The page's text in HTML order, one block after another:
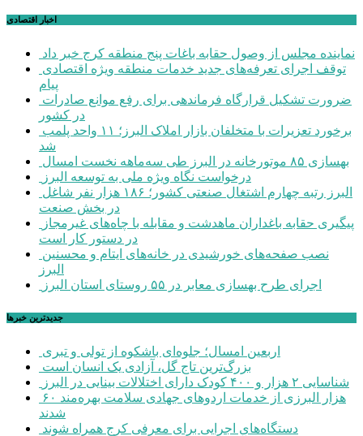
اخبار اقتصادی
نماینده مجلس از وصول حقابه باغات پنج منطقه کرج خبر داد
پیام
در کشور
شد
بهسازی ۸۵ موتورخانه در البرز طی سه‌ماهه نخست امسال
درخواست نگاه ویژه ملی به توسعه البرز
در بخش صنعت
در دستور کار است
البرز
اجرای طرح بهسازی معابر در ۵۵ روستای استان البرز
جديدترين خبرها
اربعین امسال؛ جلوه‌ای باشکوه از تولی و تبری
بزرگ‌ترین تاج گل، آزادی یک انسان است
شناسایی ۲ هزار و ۴۰۰ کودک دارای اختلالات بینایی در البرز
۶۰ هزار البرزی از خدمات اردوهای جهادی سلامت بهره‌مند
شدند
دستگاه‌های اجرایی برای معرفی کرج همراه شوند